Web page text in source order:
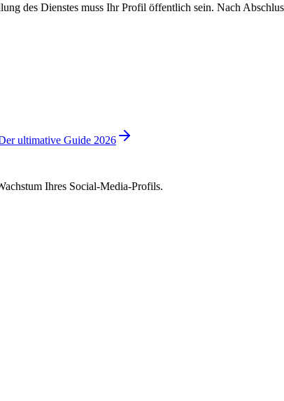
des Dienstes muss Ihr Profil öffentlich sein. Nach
ultimative Guide 2026
Ihres Social-Media-Profils.